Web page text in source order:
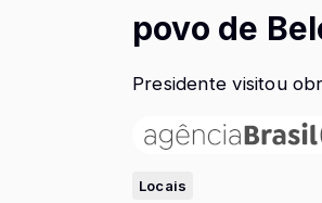
povo de
Presidente visitou
Locais